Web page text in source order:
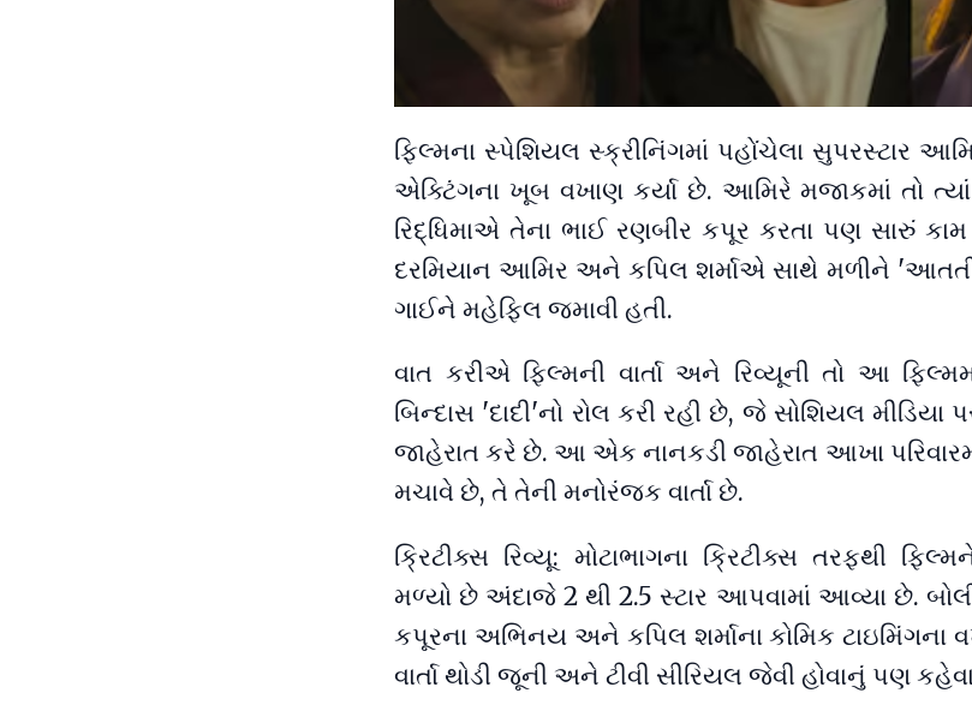
ફિલ્મના સ્પેશિયલ સ્ક્રીનિંગમાં પહોંચેલા સુપરસ્ટાર
એક્ટિંગના ખૂબ વખાણ કર્યા છે. આમિરે મજાકમાં તો
રિદ્ધિમાએ તેના ભાઈ રણબીર કપૂર કરતા પણ સારું
દરમિયાન આમિર અને કપિલ શર્માએ સાથે મળીને 'આતતી
ગાઈને મહેફિલ જમાવી હતી.
વાત કરીએ ફિલ્મની વાર્તા અને રિવ્યૂની તો આ
બિન્દાસ 'દાદી'નો રોલ કરી રહી છે, જે સોશિયલ મીડિયા
જાહેરાત કરે છે. આ એક નાનકડી જાહેરાત આખા
મચાવે છે, તે તેની મનોરંજક વાર્તા છે.
ક્રિટીક્સ રિવ્યૂ: મોટાભાગના ક્રિટીક્સ તરફથી
મળ્યો છે અંદાજે 2 થી 2.5 સ્ટાર આપવામાં આવ્યા છે.
કપૂરના અભિનય અને કપિલ શર્માના કોમિક ટાઇમિંગના
વાર્તા થોડી જૂની અને ટીવી સીરિયલ જેવી હોવાનું પણ